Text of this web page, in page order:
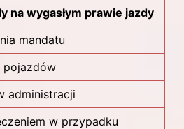
na wygasłym prawie jazdy
mandatu
pojazdów
administracji
w przypadku